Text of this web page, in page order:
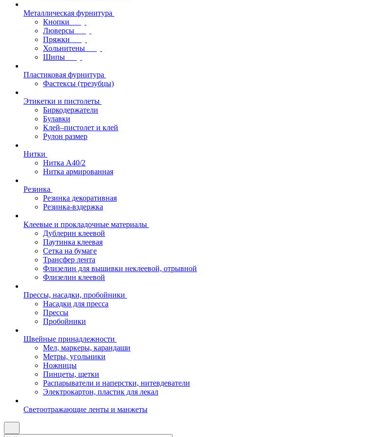
Металлическая фурнитура
Кнопки
Люверсы
Пряжки
Хольнитены
Шипы
Пластиковая фурнитура
Фастексы (трезубцы)
Этикетки и пистолеты
Биркодержатели
Булавки
Клей–пистолет и клей
Рулон размер
Нитки
Нитка А40/2
Нитка армированная
Резинка
Резинка декоративная
Резинка-вздержка
Клеевые и прокладочные материалы
Дублерин клеевой
Паутинка клеевая
Сетка на бумаге
Трансфер лента
Флизелин для вышивки неклеевой, отрывной
Флизелин клеевой
Прессы, насадки, пробойники
Насадки для пресса
Прессы
Пробойники
Швейные принадлежности
Мел, маркеры, карандаши
Метры, угольники
Ножницы
Пинцеты, щетки
Распарыватели и наперстки, нитевдеватели
Электрокартон, пластик для лекал
Светоотражающие ленты и манжеты